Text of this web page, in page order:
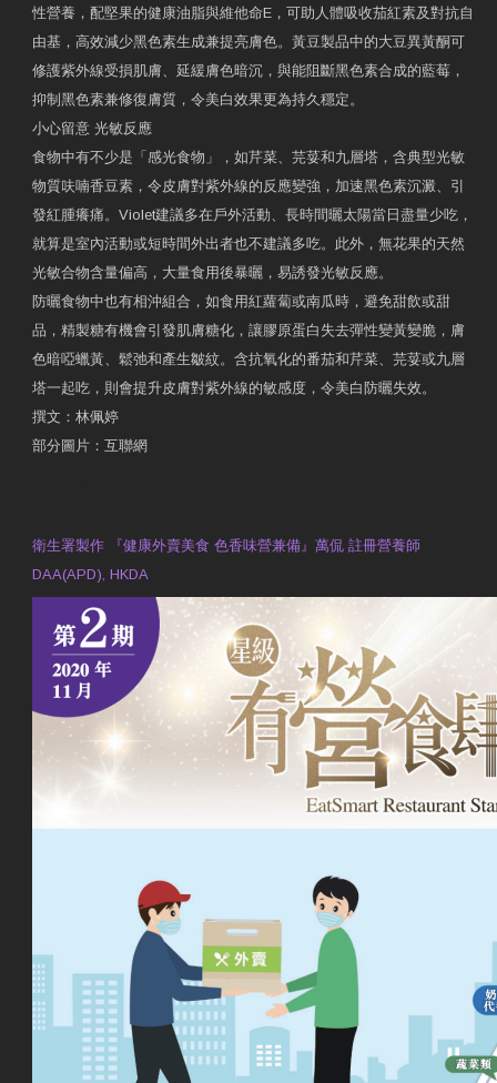
性營養，配堅果的健康油脂與維他命E，可助人體吸收茄紅素及對抗自
由基，高效減少黑色素生成兼提亮膚色。黃豆製品中的大豆異黃酮可
修護紫外線受損肌膚、延緩膚色暗沉，與能阻斷黑色素合成的藍莓，
抑制黑色素兼修復膚質，令美白效果更為持久穩定。
小心留意 光敏反應
食物中有不少是「感光食物」，如芹菜、芫荽和九層塔，含典型光敏
物質呋喃香豆素，令皮膚對紫外線的反應變強，加速黑色素沉澱、引
發紅腫癢痛。Violet建議多在戶外活動、長時間曬太陽當日盡量少吃，
就算是室內活動或短時間外出者也不建議多吃。此外，無花果的天然
光敏合物含量偏高，大量食用後暴曬，易誘發光敏反應。
防曬食物中也有相沖組合，如食用紅蘿蔔或南瓜時，避免甜飲或甜
品，精製糖有機會引發肌膚糖化，讓膠原蛋白失去彈性變黃變脆，膚
色暗啞蠟黃、鬆弛和產生皺紋。含抗氧化的番茄和芹菜、芫荽或九層
塔一起吃，則會提升皮膚對紫外線的敏感度，令美白防曬失效。
撰文：林佩婷
部分圖片：互聯網
衛生署製作 『健康外賣美食 色香味營兼備』萬侃 註冊營養師
DAA(APD), HKDA